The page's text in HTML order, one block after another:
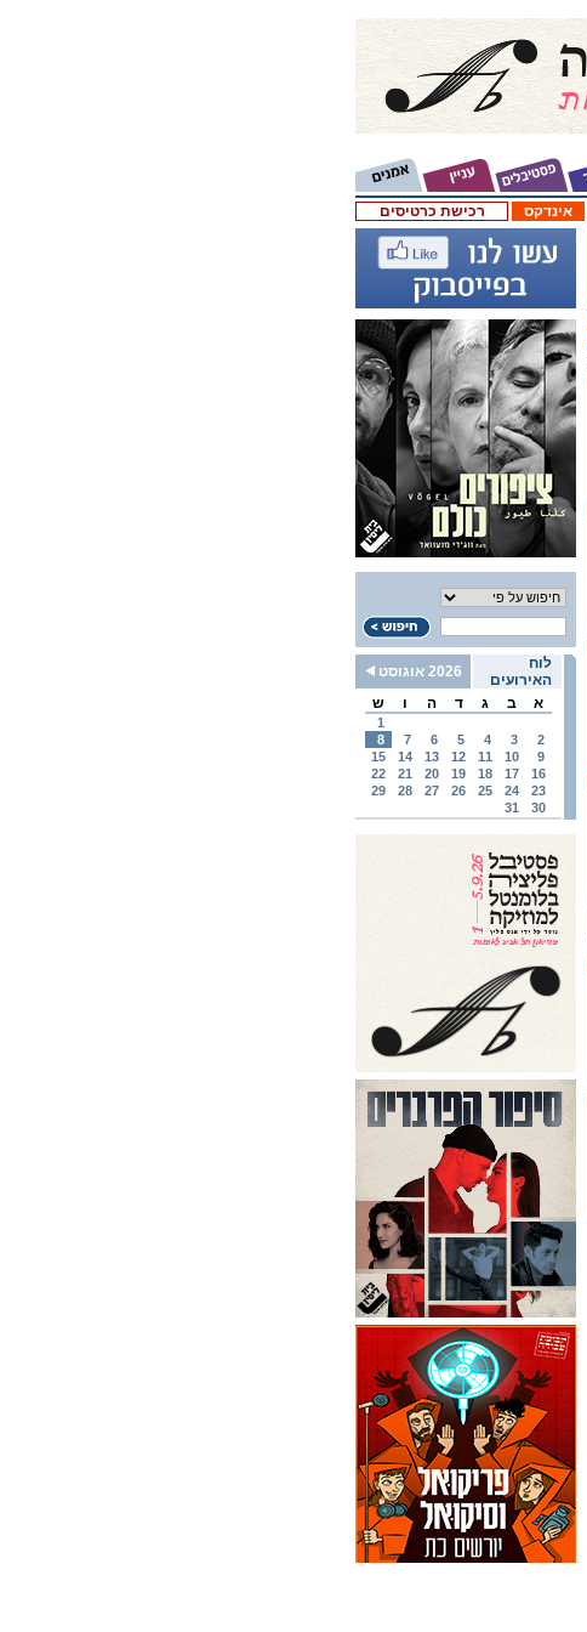
רכישת כרטיסים אינדקס
לוח
האירועים
2026 אוגוסט
א
ב ג ד ה ו ש
1
2
3
4
5
6
7
8
9
10
11
12
13
14
15
16
17
18
19
20
21
22
23
24
25
26
27
28
29
30
31